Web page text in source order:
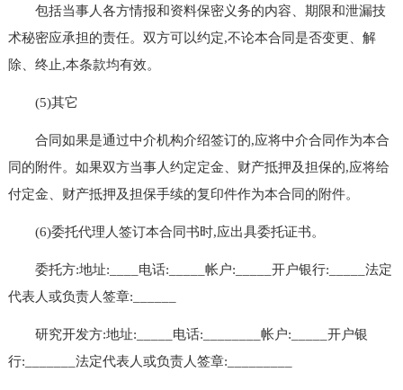
包括当事人各方情报和资料保密义务的内容、期限和泄漏技
术秘密应承担的责任。双方可以约定,不论本合同是否变更、解
除、终止,本条款均有效。
(5)其它
合同如果是通过中介机构介绍签订的,应将中介合同作为本合
同的附件。如果双方当事人约定定金、财产抵押及担保的,应将给
付定金、财产抵押及担保手续的复印件作为本合同的附件。
(6)委托代理人签订本合同书时,应出具委托证书。
委托方:地址:____电话:_____帐户:_____开户银行:_____法定
代表人或负责人签章:______
研究开发方:地址:_____电话:________帐户:_____开户银
行:_______法定代表人或负责人签章:_________